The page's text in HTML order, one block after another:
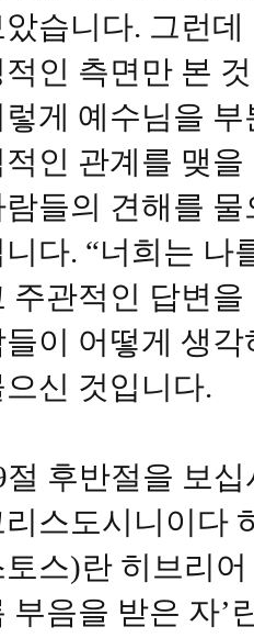
았습니다. 그런
적인 측면만 본
렇게 예수님을
적인 관계를 맺
람들의 견해를
니다. “너희는 나
주관적인 답변
들이 어떻게 생
으신 것입니다.
절 후반절을 보
리스도시니이다
토스)란 히브리어
부음을 받은 자’